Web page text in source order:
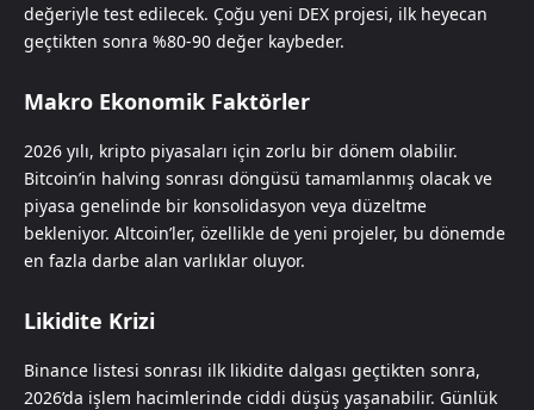
değeriyle test edilecek. Çoğu yeni DEX projesi, ilk heyecan
geçtikten sonra %80-90 değer kaybeder.
Makro Ekonomik Faktörler
2026 yılı, kripto piyasaları için zorlu bir dönem olabilir.
Bitcoin’in halving sonrası döngüsü tamamlanmış olacak ve
piyasa genelinde bir konsolidasyon veya düzeltme
bekleniyor. Altcoin’ler, özellikle de yeni projeler, bu dönemde
en fazla darbe alan varlıklar oluyor.
Likidite Krizi
Binance listesi sonrası ilk likidite dalgası geçtikten sonra,
2026’da işlem hacimlerinde ciddi düşüş yaşanabilir. Günlük